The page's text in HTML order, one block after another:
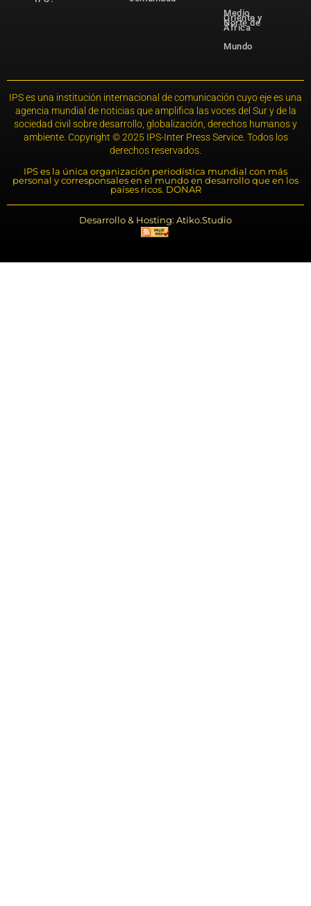
Medio
Oriente y
Norte de
África
Mundo
IPS es una institución internacional de comunicación cuyo eje es una
agencia mundial de noticias que amplifica las voces del Sur y de la
sociedad civil sobre desarrollo, globalización, derechos humanos y
ambiente. Copyright © 2025 IPS-Inter Press Service. Todos los
derechos reservados.
IPS es la única organización periodística mundial con más
personal y corresponsales en el mundo en desarrollo que en los
países ricos. DONAR
Desarrollo & Hosting: Atiko.Studio